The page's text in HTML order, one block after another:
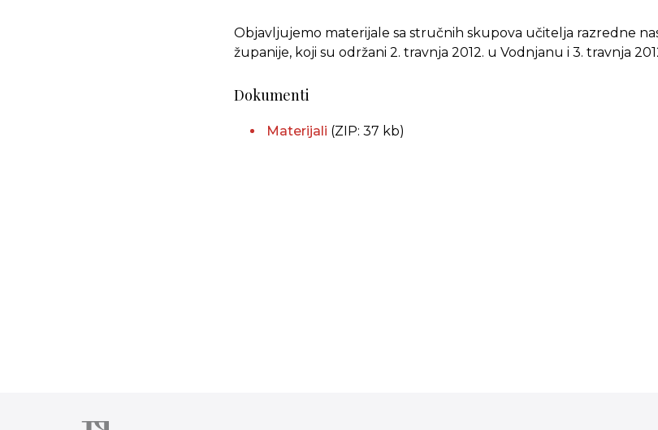
Objavljujemo materijale sa stručnih skupova učitelja razredne
županije, koji su održani 2. travnja 2012. u Vodnjanu i 3. travnja
Dokumenti
Materijali (ZIP: 37 kb)